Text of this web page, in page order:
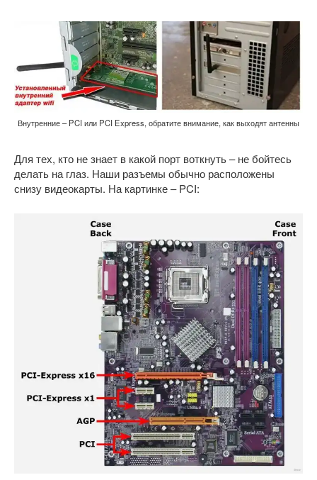
Внутренние – PCI или PCI Express, обратите внимание, как выходят антенны
Для тех, кто не знает в какой порт воткнуть – не бойтесь
делать на глаз. Наши разъемы обычно расположены
снизу видеокарты. На картинке – PCI: